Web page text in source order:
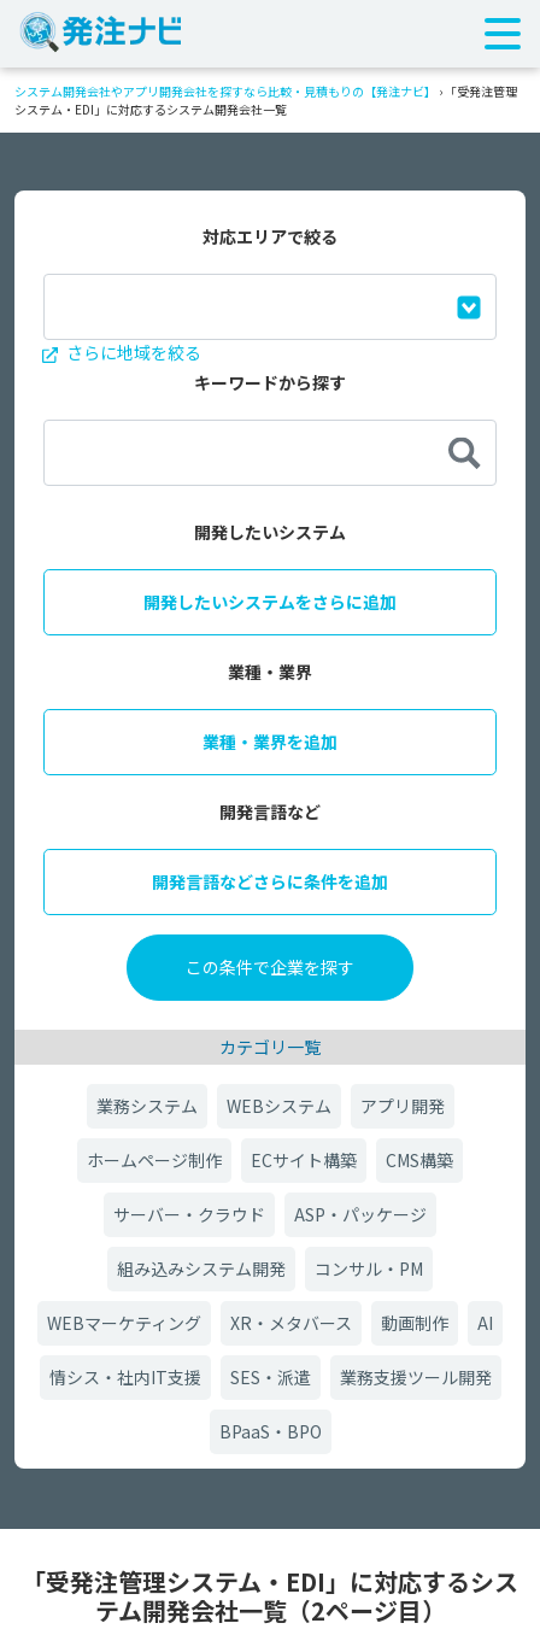
システム開発会社やアプリ開発会社を探すなら比較・見積もりの【発注ナビ】 › 「受発注管理
システム・EDI」に対応するシステム開発会社一覧
対応エリアで絞る
さらに地域を絞る
キーワードから探す
開発したいシステム
開発したいシステムをさらに追加
業種・業界
業種・業界を追加
開発言語など
開発言語などさらに条件を追加
カテゴリ一覧
業務システム WEBシステム アプリ開発
ホームページ制作 ECサイト構築 CMS構築
サーバー・クラウド ASP・パッケージ
組み込みシステム開発 コンサル・PM
WEBマーケティング XR・メタバース 動画制作 AI
情シス・社内IT支援 SES・派遣 業務支援ツール開発
BPaaS・BPO
「受発注管理システム・EDI」に対応するシス
テム開発会社一覧（2ページ目）